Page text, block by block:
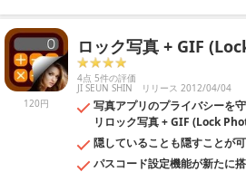
120円
ロック写真 + GIF
4点 5件の評価
JI SEUN SHIN リリース 2012/04/04
写真アプリのプライバシーを
リロック写真 + GIF (Lock
隠していることも隠すことが可
パスコード設定機能が新たに搭